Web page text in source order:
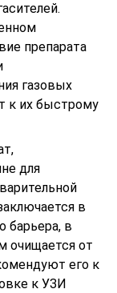
препарата
газовых
к их быстрому
для
в
барьера, в
очищается от
его к
к УЗИ